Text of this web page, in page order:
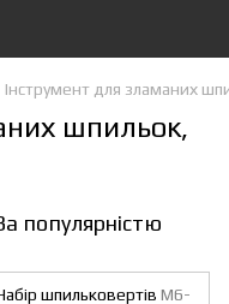
Інструмент для зламаних
шпильок,
популярністю